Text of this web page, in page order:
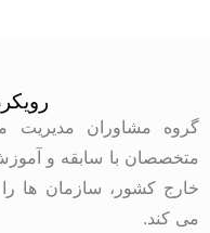
رویکرد رایان
مدیریت منابع
با سابقه و آموزش دیده
سازمان ها را در سفر